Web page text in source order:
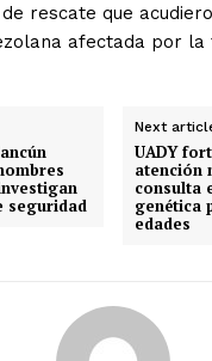
rescate que
afectada por la
seguridad
Next
UADY
atención
consulta
genética
edades